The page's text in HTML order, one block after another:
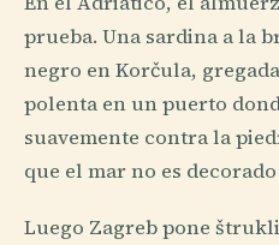
prueba. Una sardina a la
negro en Korčula,
polenta en un puerto
suavemente contra la
que el mar no es
Luego Zagreb pone